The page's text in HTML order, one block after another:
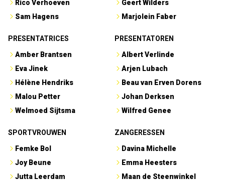
Rico Verhoeven
Sam Hagens
Geert Wilders
Marjolein Faber
PRESENTATRICES
Amber Brantsen
Eva Jinek
Hélène Hendriks
Malou Petter
Welmoed Sijtsma
PRESENTATOREN
Albert Verlinde
Arjen Lubach
Beau van Erven Dorens
Johan Derksen
Wilfred Genee
SPORTVROUWEN
Femke Bol
Joy Beune
Jutta Leerdam
ZANGERESSEN
Davina Michelle
Emma Heesters
Maan de Steenwinkel